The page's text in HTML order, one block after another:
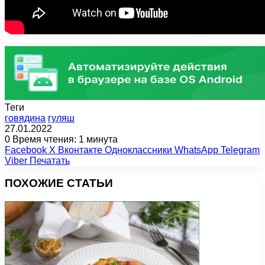
Теги
говядина гуляш
27.01.2022
0 Время чтения: 1 минута
Facebook X Вконтакте Одноклассники WhatsApp Telegram
Viber Печатать
ПОХОЖИЕ СТАТЬИ